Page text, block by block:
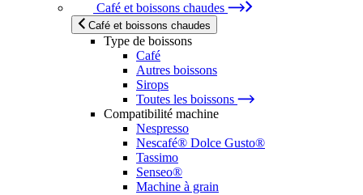
Café et boissons chaudes
Café et boissons chaudes
Type de boissons
Café
Autres boissons
Sirops
Toutes les boissons
Compatibilité machine
Nespresso
Nescafé® Dolce Gusto®
Tassimo
Senseo®
Machine à grain